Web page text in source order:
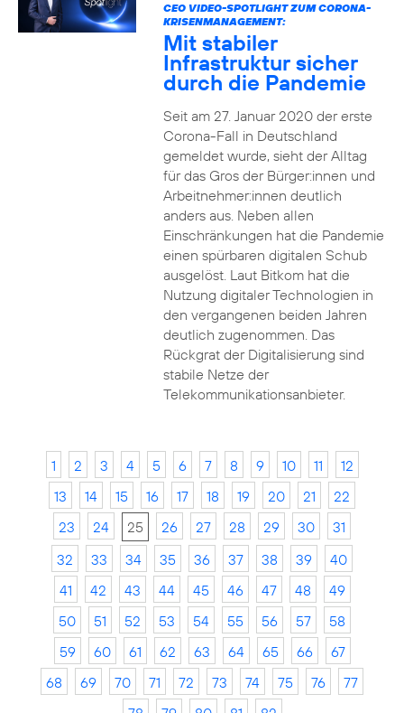
CEO VIDEO-SPOTLIGHT ZUM CORONA-
KRISENMANAGEMENT:
Mit stabiler
Infrastruktur sicher
durch die Pandemie
Seit am 27. Januar 2020 der erste
Corona-Fall in Deutschland
gemeldet wurde, sieht der Alltag
für das Gros der Bürger:innen und
Arbeitnehmer:innen deutlich
anders aus. Neben allen
Einschränkungen hat die Pandemie
einen spürbaren digitalen Schub
ausgelöst. Laut Bitkom hat die
Nutzung digitaler Technologien in
den vergangenen beiden Jahren
deutlich zugenommen. Das
Rückgrat der Digitalisierung sind
stabile Netze der
Telekommunikationsanbieter.
1 2 3 4 5 6 7 8 9 10 11
12
13
14 15 16 17 18 19 20 21
22
23
24 25 26 27 28 29 30
31
32
33 34 35 36 37 38 39
40
41
42 43 44 45 46 47 48
49
50
51 52 53 54 55 56 57
58
59
60 61 62 63 64 65 66
67
68
69 70 71 72 73 74 75 76
77